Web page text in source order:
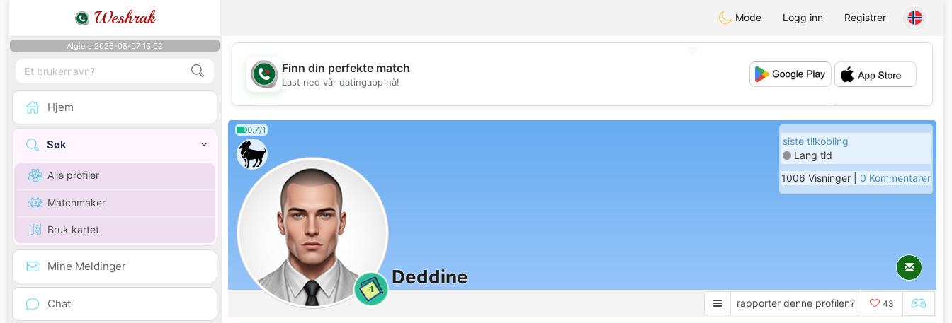
Weshrak Mode Logg inn Registrer
Algiers 2026-08-07 13:02
Hjem
Søk
Alle profiler
Matchmaker
Bruk kartet
Mine Meldinger
Chat
💖
💕
Finn din perfekte match
Last ned vår datingapp nå!
0.7/1
4
Deddine
siste tilkobling
Lang tid
1006 Visninger | 0 Kommentarer
rapporter denne profilen? 43